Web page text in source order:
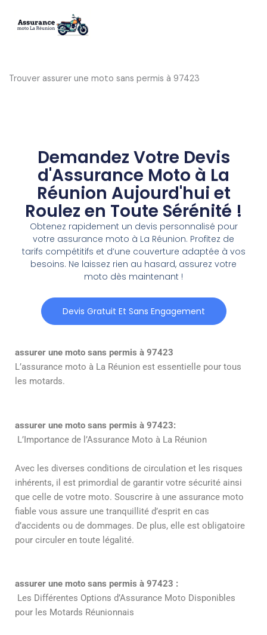
Trouver assurer une moto sans permis à 97423
Demandez Votre Devis
d'Assurance Moto à La
Réunion Aujourd'hui et
Roulez en Toute Sérénité !
Obtenez rapidement un devis personnalisé pour
votre assurance moto à La Réunion. Profitez de
tarifs compétitifs et d’une couverture adaptée à vos
besoins. Ne laissez rien au hasard, assurez votre
moto dès maintenant !
Devis Gratuit Et Sans Engagement
assurer une moto sans permis à 97423
L’assurance moto à La Réunion est essentielle pour tous
les motards.
assurer une moto sans permis à 97423:
L’Importance de l’Assurance Moto à La Réunion
Avec les diverses conditions de circulation et les risques
inhérents, il est primordial de garantir votre sécurité ainsi
que celle de votre moto. Souscrire à une assurance moto
fiable vous assure une tranquillité d’esprit en cas
d’accidents ou de dommages. De plus, elle est obligatoire
pour circuler en toute légalité.
assurer une moto sans permis à 97423 :
Les Différentes Options d’Assurance Moto Disponibles
pour les Motards Réunionnais